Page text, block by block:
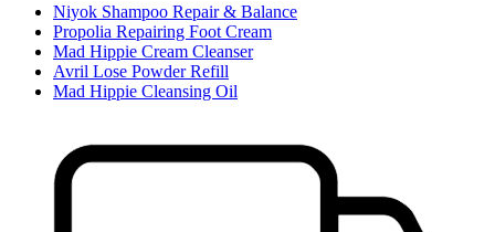
Niyok Shampoo Repair & Balance
Propolia Repairing Foot Cream
Mad Hippie Cream Cleanser
Avril Lose Powder Refill
Mad Hippie Cleansing Oil